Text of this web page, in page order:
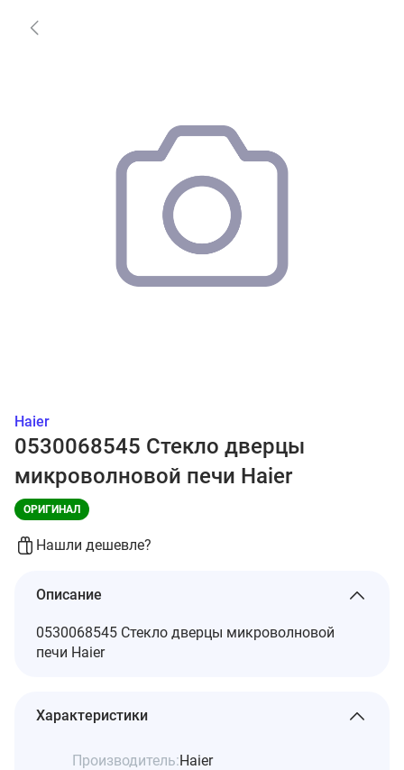
Haier
0530068545 Стекло дверцы
микроволновой печи Haier
ОРИГИНАЛ
Нашли дешевле?
Описание
0530068545 Стекло дверцы микроволновой
печи Haier
Характеристики
Производитель:Haier